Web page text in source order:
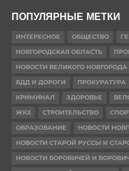
ПОПУЛЯРНЫЕ МЕТКИ
ИНТЕРЕСНОЕ ОБЩЕСТВО
НОВГОРОДСКАЯ ОБЛАСТЬ
НОВОСТИ ВЕЛИКОГО НОВГОРОДА
БДД И ДОРОГИ
ПРОКУРАТУРА
КРИМИНАЛ
ЗДОРОВЬЕ
ЖКХ
СТРОИТЕЛЬСТВО
ОБРАЗОВАНИЕ
НОВОСТИ
НОВОСТИ СТАРОЙ РУССЫ И
НОВОСТИ БОРОВИЧЕЙ И